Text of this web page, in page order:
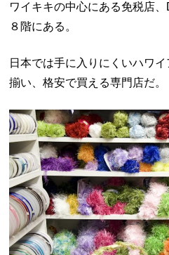
ワイキキの中心にある免税店
８階にある。
日本では手に入りにくいハワ
揃い、格安で買える専門店だ。